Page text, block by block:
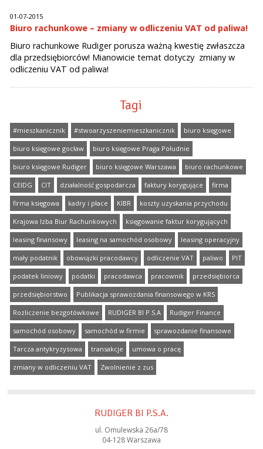
01-07-2015
Biuro rachunkowe – zmiany w odliczeniu VAT od paliwa!
Biuro rachunkowe Rudiger porusza ważną kwestię zwłaszcza
dla przedsiębiorców! Mianowicie temat dotyczy zmiany w
odliczeniu VAT od paliwa!
Tagi
#mieszkanicznik #stwoarzyszeniemieszkanicznik biuro księgowe
biuro księgowe gocław biuro księgowe Praga Południe
biuro księgowe Rudiger biuro księgowe Warszawa biuro rachunkowe
CEIDG CIT działalność gospodarcza faktury korygujące firma
firma księgowa kadry i płace KIBR koszty uzyskania przychodu
Krajowa Izba Biur Rachunkowych księgowanie faktur korygujących
leasing finansowy leasing na samochód osobowy leasing operacyjny
mały podatnik obowiązki pracodawcy odliczenie VAT paliwo PIT
podatek liniowy podatki pracodawca pracownik przedsiębiorca
przedsiębiorstwo Publikacja sprawozdania finansowego w KRS
Rozliczenie bezgotówkowe RUDIGER BI P.S.A Rudiger Finance
samochód osobowy samochód w firmie sprawozdanie finansowe
Tarcza antykryzysowa transakcje umowa o pracę
zmiany w odliczeniu VAT Zwolnienie z zus
RUDIGER BI P.S.A.
ul. Omulewska 26a/78
04-128 Warszawa